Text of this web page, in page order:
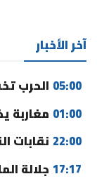
آخر الأخبار
05:00 الحرب
01:00 مغاربة
22:00 نقابات
17:17جلالة